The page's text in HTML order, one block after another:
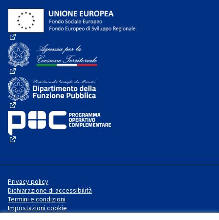
(Collegamento esterno)
(Collegamento esterno)
(Collegamento esterno)
Privacy policy
Dichiarazione di accessibilità
Termini e condizioni
Impostazioni cookie